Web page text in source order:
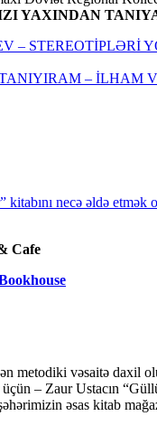
YAXINDAN
– STEREOTİPLƏRİ
– İLHAM
kitabını necə əldə etmək
Cafe
metodiki vəsaitə daxil
üçün – Zaur Ustacın
əsas kitab